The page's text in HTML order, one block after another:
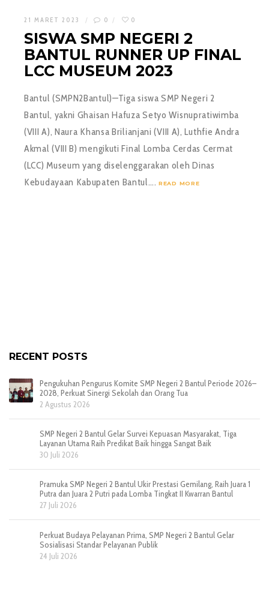
21 MARET 2023 0 0
SISWA SMP NEGERI 2
BANTUL RUNNER UP FINAL
LCC MUSEUM 2023
Bantul (SMPN2Bantul)—Tiga siswa SMP Negeri 2
Bantul, yakni Ghaisan Hafuza Setyo Wisnupratiwimba
(VIII A), Naura Khansa Brilianjani (VIII A), Luthfie Andra
Akmal (VIII B) mengikuti Final Lomba Cerdas Cermat
(LCC) Museum yang diselenggarakan oleh Dinas
Kebudayaan Kabupaten Bantul…. READ MORE
RECENT POSTS
Pengukuhan Pengurus Komite SMP Negeri 2 Bantul Periode 2026–
2028, Perkuat Sinergi Sekolah dan Orang Tua
2 Agustus 2026
SMP Negeri 2 Bantul Gelar Survei Kepuasan Masyarakat, Tiga
Layanan Utama Raih Predikat Baik hingga Sangat Baik
30 Juli 2026
Pramuka SMP Negeri 2 Bantul Ukir Prestasi Gemilang, Raih Juara 1
Putra dan Juara 2 Putri pada Lomba Tingkat II Kwarran Bantul
27 Juli 2026
Perkuat Budaya Pelayanan Prima, SMP Negeri 2 Bantul Gelar
Sosialisasi Standar Pelayanan Publik
24 Juli 2026